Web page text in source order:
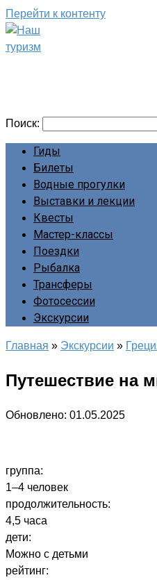
Перейти к контенту
Поиск:
Гиды
Билеты
Водные прогулки
Выставки и лекции
Квесты
Мастер-классы
Поездки
Рыбалка
Трансферы
Фотосессии
Экскурсии
Главная » Экскурсии »
Путешествие на
Обновлено: 01.05.2025
группа:
1–4 человек
продолжительность:
4,5 часа
дети:
Можно с детьми
рейтинг: